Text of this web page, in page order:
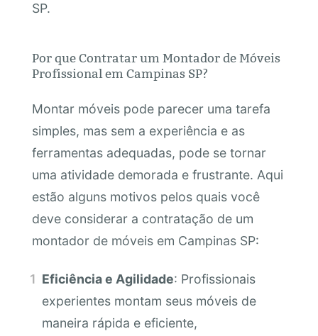
SP.
Por que Contratar um Montador de Móveis
Profissional em Campinas SP?
Montar móveis pode parecer uma tarefa
simples, mas sem a experiência e as
ferramentas adequadas, pode se tornar
uma atividade demorada e frustrante. Aqui
estão alguns motivos pelos quais você
deve considerar a contratação de um
montador de móveis em Campinas SP:
Eficiência e Agilidade: Profissionais
experientes montam seus móveis de
maneira rápida e eficiente,